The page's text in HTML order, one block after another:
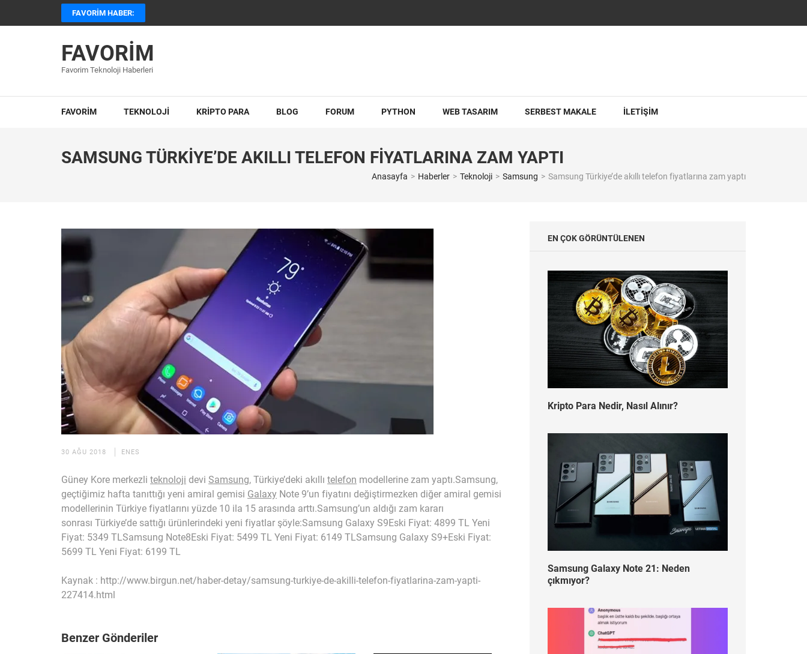
FAVORIM HABER:
FAVORIM
Favorim Teknoloji Haberleri
FAVORİM TEKNOLOJİ KRIPTO PARA BLOG FORUM PYTHON WEB TASARIM SERBEST MAKALE İLETİŞİM
SAMSUNG TÜRKIYE’DE AKILLI TELEFON FIYATLARINA ZAM YAPTI
Anasayfa > Haberler > Teknoloji > Samsung > Samsung Türkiye’de akıllı telefon fiyatlarına zam yaptı
30 AĞU 2018 ENES
Güney Kore merkezli teknoloji devi Samsung, Türkiye’deki akıllı telefon modellerine zam yaptı.Samsung,
geçtiğimiz hafta tanıttığı yeni amiral gemisi Galaxy Note 9’un fiyatını değiştirmezken diğer amiral gemisi
modellerinin Türkiye fiyatlarını yüzde 10 ila 15 arasında arttı.Samsung’un aldığı zam kararı
sonrası Türkiye’de sattığı ürünlerindeki yeni fiyatlar şöyle:Samsung Galaxy S9Eski Fiyat: 4899 TL Yeni
Fiyat: 5349 TLSamsung Note8Eski Fiyat: 5499 TL Yeni Fiyat: 6149 TLSamsung Galaxy S9+Eski Fiyat:
5699 TL Yeni Fiyat: 6199 TL
Kaynak : http://www.birgun.net/haber-detay/samsung-turkiye-de-akilli-telefon-fiyatlarina-zam-yapti-
227414.html
Benzer Gönderiler
EN ÇOK GÖRÜNTÜLENEN
Kripto Para Nedir, Nasıl Alınır?
Samsung Galaxy Note 21: Neden
çıkmıyor?